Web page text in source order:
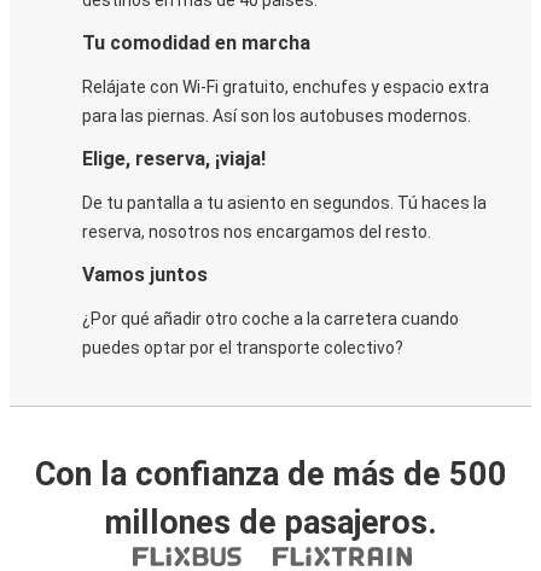
Tu comodidad en marcha
Relájate con Wi-Fi gratuito, enchufes y espacio extra
para las piernas. Así son los autobuses modernos.
Elige, reserva, ¡viaja!
De tu pantalla a tu asiento en segundos. Tú haces la
reserva, nosotros nos encargamos del resto.
Vamos juntos
¿Por qué añadir otro coche a la carretera cuando
puedes optar por el transporte colectivo?
Con la confianza de más de 500
millones de pasajeros.